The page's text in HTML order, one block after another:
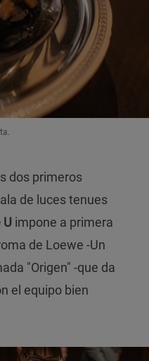
dos primeros
de luces tenues
U impone a primera
de Loewe -Un
"Origen" -que da
el equipo bien